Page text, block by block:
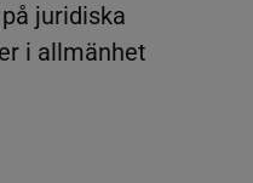
juridiska
i allmänhet